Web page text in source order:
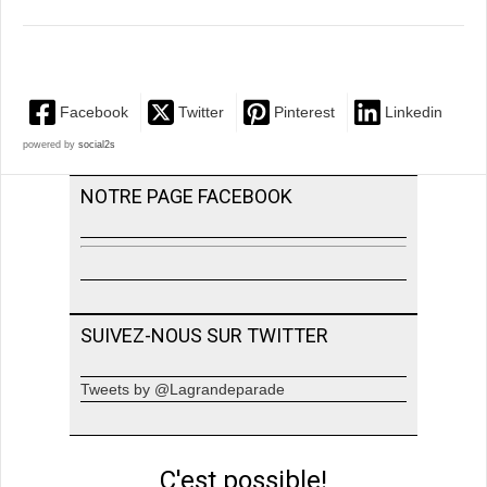
Facebook Twitter Pinterest Linkedin
powered by social2s
NOTRE PAGE FACEBOOK
SUIVEZ-NOUS SUR TWITTER
Tweets by @Lagrandeparade
C'est possible!